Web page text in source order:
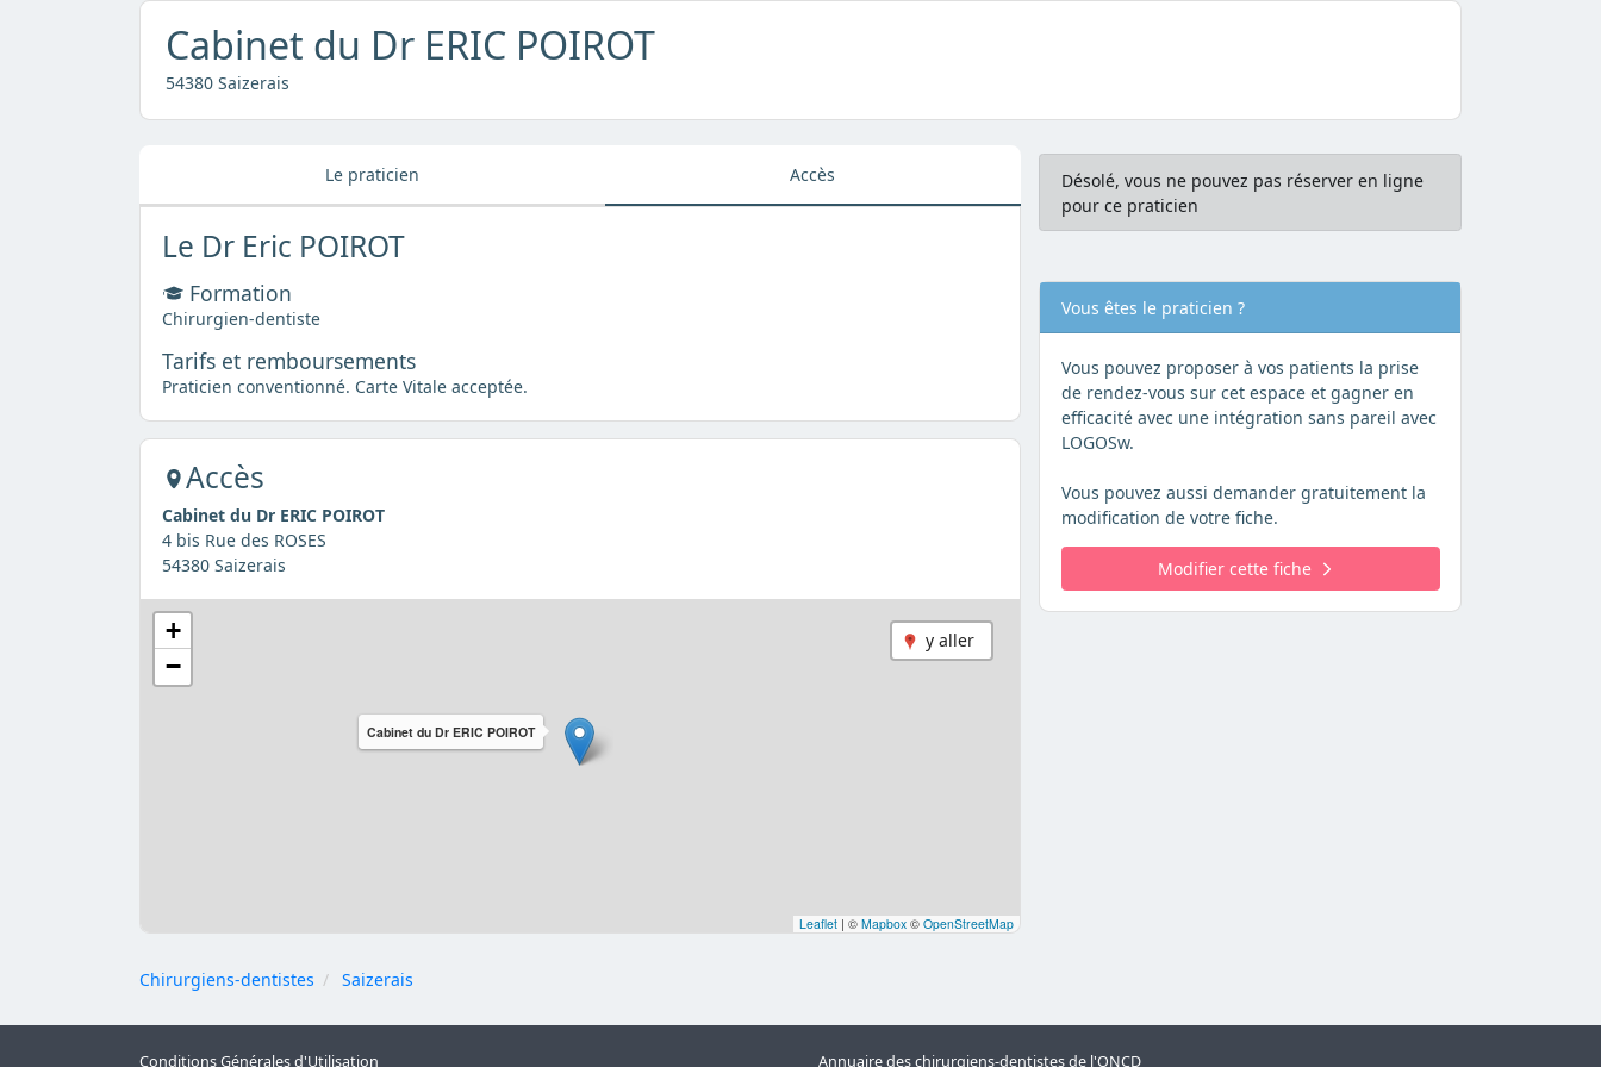
Cabinet du Dr ERIC POIROT
54380 Saizerais
Désolé, vous ne pouvez pas réserver en ligne
pour ce praticien
Vous êtes le praticien ?
Vous pouvez proposer à vos patients la prise
de rendez-vous sur cet espace et gagner en
efficacité avec une intégration sans pareil avec
LOGOSw.
Vous pouvez aussi demander gratuitement la
modification de votre fiche.
Modifier cette fiche
Le praticien Accès
Le Dr Eric POIROT
Formation
Chirurgien-dentiste
Tarifs et remboursements
Praticien conventionné. Carte Vitale acceptée.
Accès
Cabinet du Dr ERIC POIROT
4 bis Rue des ROSES
54380 Saizerais
y aller
Cabinet du Dr ERIC POIROT
+
−
Leaflet | © Mapbox © OpenStreetMap
Chirurgiens-dentistes Saizerais
Conditions Générales d'Utilisation Annuaire des chirurgiens-dentistes de l'ONCD